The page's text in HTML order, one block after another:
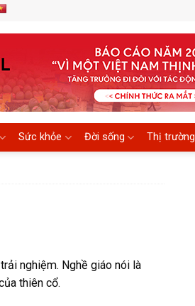
Sức khỏe Đời sống Thị trường
nghiệm. Nghề giáo nói là
thiên cổ.